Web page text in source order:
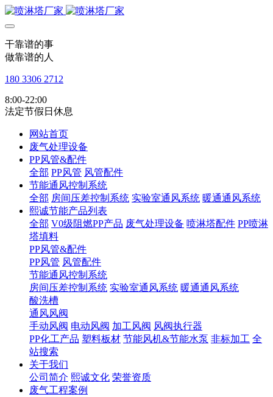
干靠谱的事
做靠谱的人
180 3306 2712
8:00-22:00
法定节假日休息
网站首页
废气处理设备
PP风管&配件
全部 PP风管 风管配件
节能通风控制系统
全部 房间压差控制系统 实验室通风系统 暖通通风系统
熙诚节能产品列表
全部 V0级阻燃PP产品 废气处理设备 喷淋塔配件 PP喷淋
塔填料
PP风管&配件
PP风管 风管配件
节能通风控制系统
房间压差控制系统 实验室通风系统 暖通通风系统
酸洗槽
通风风阀
手动风阀 电动风阀 加工风阀 风阀执行器
PP化工产品 塑料板材 节能风机&节能水泵 非标加工 全
站搜索
关于我们
公司简介 熙诚文化 荣誉资质
废气工程案例